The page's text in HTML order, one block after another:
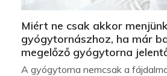
Miért ne csak akkor menjünk
gyógytornászhoz, ha már
megelőző gyógytorna
A gyógytorna nemcsak a